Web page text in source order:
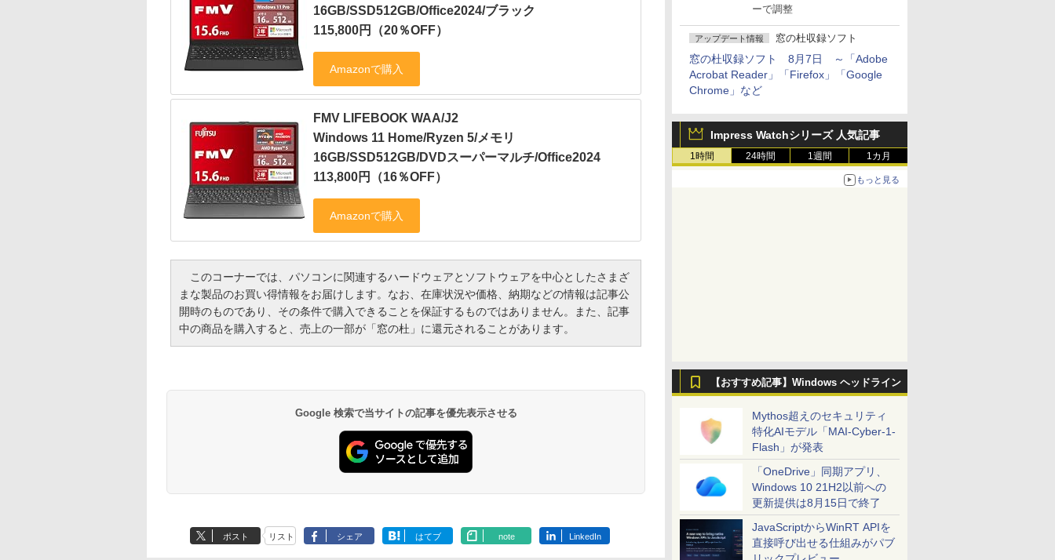
ーで調整
アップデート情報 窓の杜収録ソフト
窓の杜収録ソフト 8月7日 ～「Adobe
Acrobat Reader」「Firefox」「Google
Chrome」など
Impress Watchシリーズ 人気記事
1時間 24時間 1週間 1カ月
もっと見る
【おすすめ記事】Windows ヘッドライン
Mythos超えのセキュリティ
特化AIモデル「MAI-Cyber-1-
Flash」が発表
「OneDrive」同期アプリ、
Windows 10 21H2以前への
更新提供は8月15日で終了
JavaScriptからWinRT APIを
直接呼び出せる仕組みがパブ
16GB/SSD512GB/Office2024/ブラック
115,800円（20％OFF）
FMV LIFEBOOK WAA/J2
Windows 11 Home/Ryzen 5/メモリ
16GB/SSD512GB/DVDスーパーマルチ/Office2024
113,800円（16％OFF）
このコーナーでは、パソコンに関連するハードウェアとソフトウェアを中心としたさまざ
まな製品のお買い得情報をお届けします。なお、在庫状況や価格、納期などの情報は記事公
開時のものであり、その条件で購入できることを保証するものではありません。また、記事
中の商品を購入すると、売上の一部が「窓の杜」に還元されることがあります。
Google 検索で当サイトの記事を優先表示させる
ポスト リスト シェア はてブ note LinkedIn